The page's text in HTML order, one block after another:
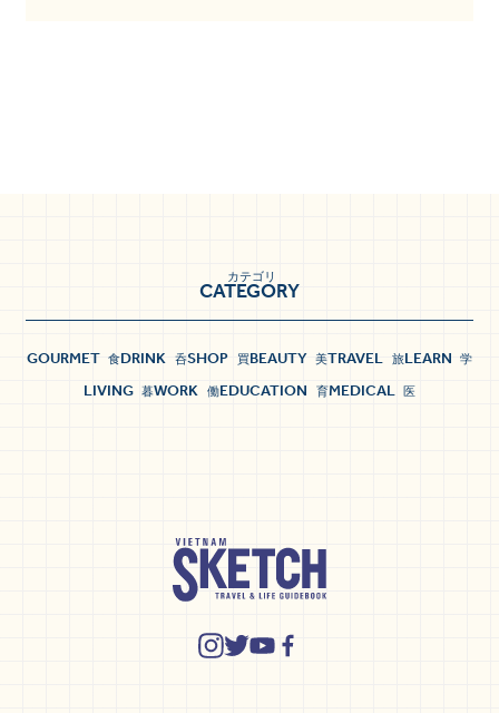
CATEGORY
カテゴリ
GOURMET 食DRINK 呑SHOP 買BEAUTY 美TRAVEL 旅LEARN 学
LIVING 暮WORK 働EDUCATION 育MEDICAL 医